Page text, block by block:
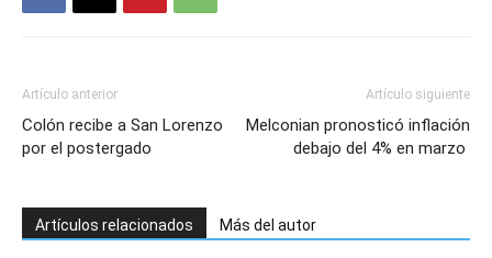
Artículo anterior
Colón recibe a San Lorenzo
por el postergado
Artículo siguiente
Melconian pronosticó inflación
debajo del 4% en marzo
Artículos relacionados Más del autor